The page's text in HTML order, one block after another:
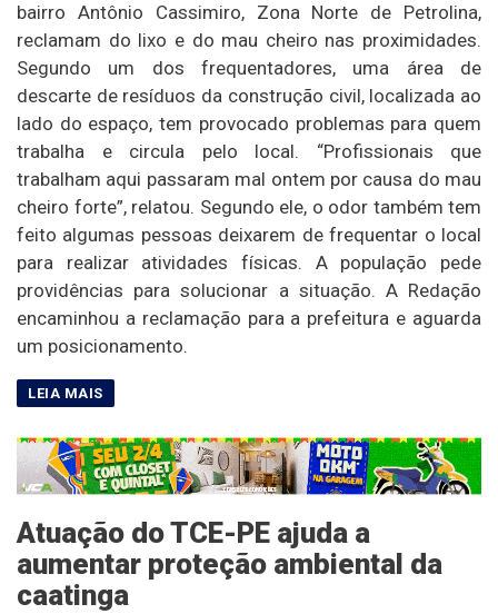
bairro Antônio Cassimiro, Zona Norte de Petrolina,
reclamam do lixo e do mau cheiro nas proximidades.
Segundo um dos frequentadores, uma área de
descarte de resíduos da construção civil, localizada ao
lado do espaço, tem provocado problemas para quem
trabalha e circula pelo local. “Profissionais que
trabalham aqui passaram mal ontem por causa do mau
cheiro forte”, relatou. Segundo ele, o odor também tem
feito algumas pessoas deixarem de frequentar o local
para realizar atividades físicas. A população pede
providências para solucionar a situação. A Redação
encaminhou a reclamação para a prefeitura e aguarda
um posicionamento.
Atuação do TCE-PE ajuda a
aumentar proteção ambiental da
caatinga